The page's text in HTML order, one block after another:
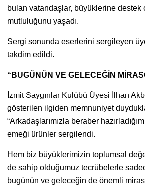
bulan vatandaşlar, büyüklerine destek
mutluluğunu yaşadı.
Sergi sonunda eserlerini sergileyen
takdim edildi.
“BUGÜNÜN VE GELECEĞİN
İzmit Saygınlar Kulübü Üyesi İlhan
gösterilen ilgiden memnuniyet
“Arkadaşlarımızla beraber
emeği ürünler sergilendi.
Hem biz büyüklerimizin toplumsal
de sahip olduğumuz tecrübelerle
bugünün ve geleceğin de önemli